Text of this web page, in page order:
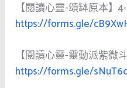
【閱讀心靈-頌缽原本】
https://forms.gle/
【閱讀心靈-靈動派紫微
https://forms.gle/